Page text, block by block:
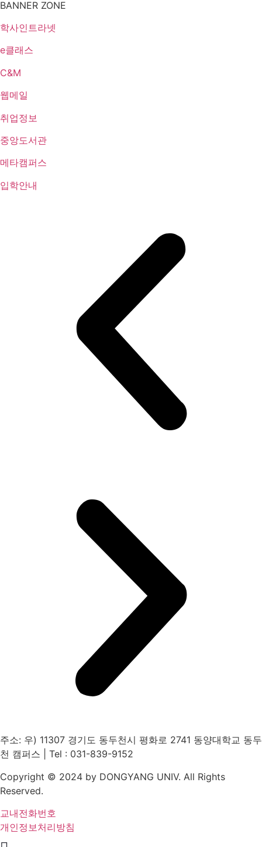
BANNER ZONE
학사인트라넷
e클래스
C&M
웹메일
취업정보
중앙도서관
메타캠퍼스
입학안내
주소: 우) 11307 경기도 동두천시 평화로 2741 동양대학교 동두
천 캠퍼스 | Tel : 031-839-9152
Copyright © 2024 by DONGYANG UNIV. All Rights
Reserved.
교내전화번호
개인정보처리방침